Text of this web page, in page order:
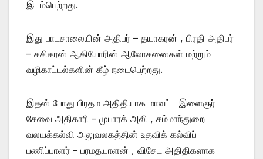
இடம்பெற்றது.
இது பாடசாலையின் அதிபர் – தயாகரன் , பிரதி அதிபர்
– சசிகரன் ஆகியோரின் ஆலோசனைகள் மற்றும்
வழிகாட்டல்களின் கீழ் நடைபெற்றது.
இதன் போது பிரதம அதிதியாக மாவட்ட இளைஞர்
சேவை அதிகாரி – முபாரக் அலி , சம்மாந்துறை
வலயக்கல்வி அலுவலகத்தின் உதவிக் கல்விப்
பணிப்பாளர் – பரமதயாளன் , விசேட அதிதிகளாக